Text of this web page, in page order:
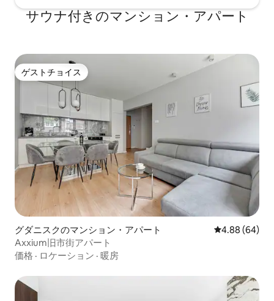
サウナ付きのマンション・アパート
ゲストチョイス
ゲストチョイス
グダニスクのマンション・アパート レビュー64件
4.88 (64)
Axxium旧市街アパート
価格 · ロケーション · 暖房